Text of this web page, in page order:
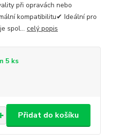
při opravách nebo
kompatibilitu✔ Ideální pro
spol... celý popis
5 ks
Přidat do košíku